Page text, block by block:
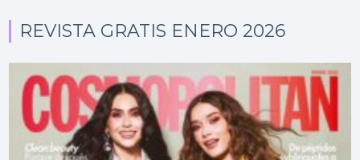
REVISTA GRATIS ENERO 2026